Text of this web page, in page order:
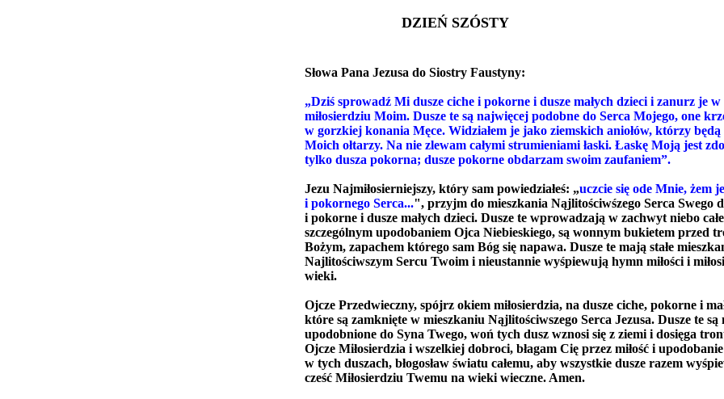
DZIEŃ SZÓSTY
Słowa Pana Jezusa do Siostry Faustyny:
„Dziś sprowadź Mi dusze ciche i pokorne i dusze małych dzieci i zanurz je w
miłosierdziu Moim. Dusze te są najwięcej podobne do Serca Mojego, one
w gorzkiej konania Męce. Widziałem je jako ziemskich aniołów, którzy będą
Moich ołtarzy. Na nie zlewam całymi strumieniami łaski. Łaskę Moją jest
tylko dusza pokorna; dusze pokorne obdarzam swoim zaufaniem”.
Jezu Najmiłosierniejszy, który sam powiedziałeś: „uczcie się ode Mnie, żem
i pokornego Serca...", przyjm do mieszkania Nąjlitościwśzego Serca Swego
i pokorne i dusze małych dzieci. Dusze te wprowadzają w zachwyt niebo
szczególnym upodobaniem Ojca Niebieskiego, są wonnym bukietem przed
Bożym, zapachem którego sam Bóg się napawa. Dusze te mają stałe
Najlitościwszym Sercu Twoim i nieustannie wyśpiewują hymn miłości i
wieki.
Ojcze Przedwieczny, spójrz okiem miłosierdzia, na dusze ciche, pokorne i
które są zamknięte w mieszkaniu Nąjlitościwszego Serca Jezusa. Dusze te są
upodobnione do Syna Twego, woń tych dusz wznosi się z ziemi i dosięga
Ojcze Miłosierdzia i wszelkiej dobroci, błagam Cię przez miłość i
w tych duszach, błogosław światu całemu, aby wszystkie dusze razem
cześć Miłosierdziu Twemu na wieki wieczne. Amen.